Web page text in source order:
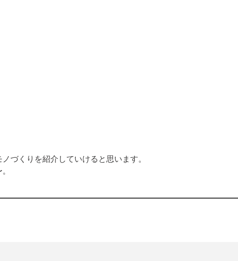
づくりを紹介していけると思います。